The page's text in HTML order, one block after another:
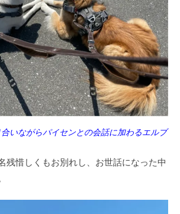
いながらパイセンとの会話に加わるエルブ
残惜しくもお別れし、お世話になった中